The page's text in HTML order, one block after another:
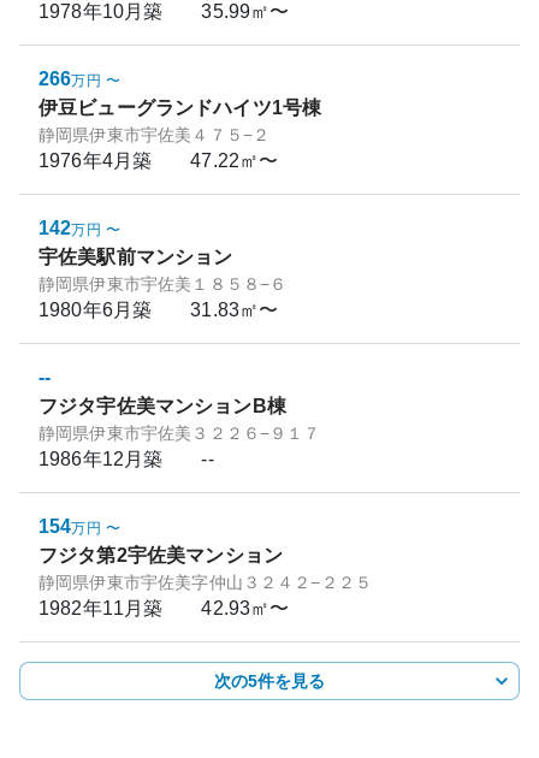
1978年10月築 35.99㎡〜
266万円 〜
伊豆ビューグランドハイツ1号棟
静岡県伊東市宇佐美４７５−２
1976年4月築 47.22㎡〜
142万円 〜
宇佐美駅前マンション
静岡県伊東市宇佐美１８５８−６
1980年6月築 31.83㎡〜
--
フジタ宇佐美マンションB棟
静岡県伊東市宇佐美３２２６−９１７
1986年12月築 --
154万円 〜
フジタ第2宇佐美マンション
静岡県伊東市宇佐美字仲山３２４２−２２５
1982年11月築 42.93㎡〜
次の5件を見る